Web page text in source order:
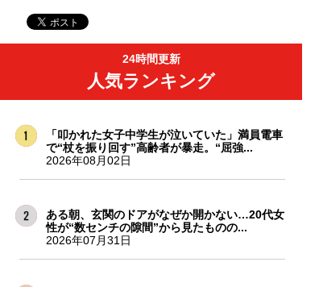
24時間更新
人気ランキング
「叩かれた女子中学生が泣いていた」満員電車
で“杖を振り回す”高齢者が暴走。“屈強...
2026年08月02日
ある朝、玄関のドアがなぜか開かない…20代女
性が“数センチの隙間”から見たものの...
2026年07月31日